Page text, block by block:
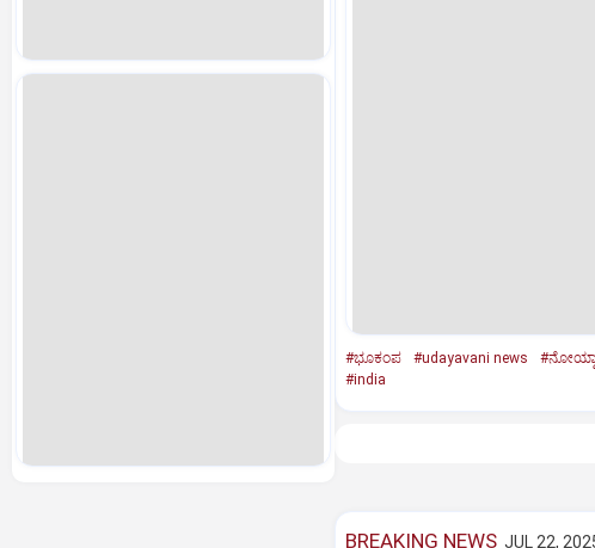
#ಭೂಕಂಪ #udayavani news #ನೋಯ್ಡಾ
#india
BREAKING NEWS JUL 22,